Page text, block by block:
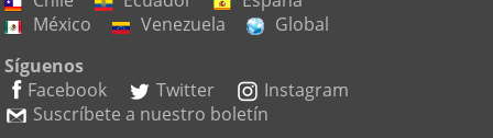
México
Venezuela
Global
Síguenos
Facebook
Twitter
Instagram
Suscríbete a nuestro boletín